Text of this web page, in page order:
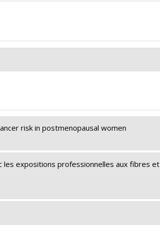
jeunes au collégial
risk in postmenopausal women
les expositions professionnelles aux fibres et